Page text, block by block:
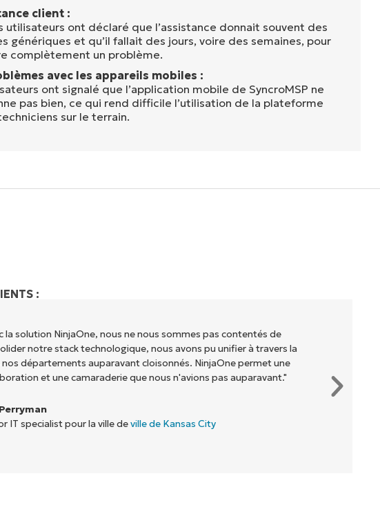
client :
utilisateurs ont déclaré que l’assistance donnait souvent des
génériques et qu’il fallait des jours, voire des semaines, pour
complètement un problème.
avec les appareils mobiles :
ont signalé que l’application mobile de SyncroMSP ne
pas bien, ce qui rend difficile l’utilisation de la plateforme
sur le terrain.
:
la solution NinjaOne, nous ne nous sommes pas contentés de
notre stack technologique, nous avons pu unifier à travers la
nos départements auparavant cloisonnés. NinjaOne permet une
et une camaraderie que nous n'avions pas auparavant."
IT specialist pour la ville deville de Kansas City